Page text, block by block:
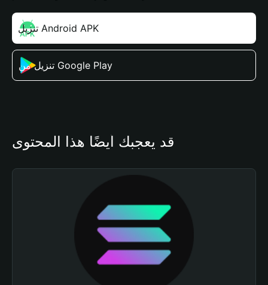
تنزيل Android APK
تنزيل من Google Play
قد يعجبك أيضًا هذا المحتوى